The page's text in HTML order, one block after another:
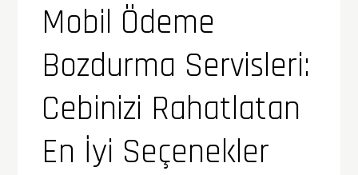
Mobil Ödeme
Bozdurma Servisleri:
Cebinizi Rahatlatan
En İyi Seçenekler